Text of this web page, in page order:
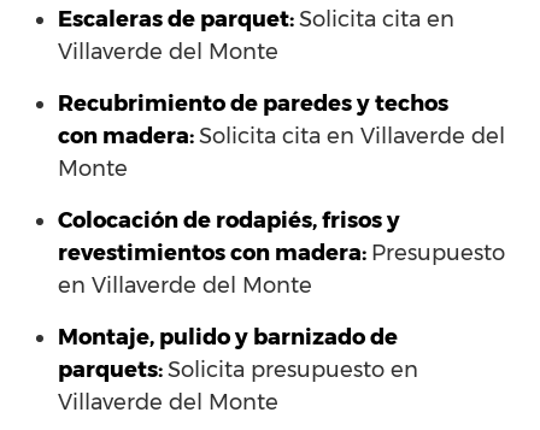
Escaleras de parquet:Solicita cita en
Villaverde del Monte
Recubrimiento de paredes y techos
con madera:Solicita cita en Villaverde del
Monte
Colocación de rodapiés, frisos y
revestimientos con madera: Presupuesto
en Villaverde del Monte
Montaje, pulido y barnizado de
parquets:Solicita presupuesto en
Villaverde del Monte